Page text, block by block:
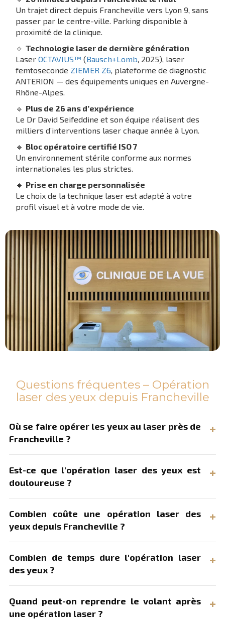
Un trajet direct depuis Francheville vers Lyon 9, sans
passer par le centre-ville. Parking disponible à
proximité de la clinique.
🔹Technologie laser de dernière génération
LaserOCTAVIUS™ (Bausch+Lomb, 2025), laser
femtoseconde ZIEMER Z6, plateforme de diagnostic
ANTERION — des équipements uniques en Auvergne-
Rhône-Alpes.
🔹 Plus de 26 ans d’expérience
Le Dr David Seifeddine et son équipe réalisent des
milliers d’interventions laser chaque année à Lyon.
🔹Bloc opératoire certifié ISO 7
Un environnement stérile conforme aux normes
internationales les plus strictes.
🔹 Prise en charge personnalisée
Le choix de la technique laser est adapté à votre
profil visuel et à votre mode de vie.
Questions fréquentes – Opération
laser des yeux depuis Francheville
Où se faire opérer les yeux au laser près de
Francheville ?
Est-ce que l'opération laser des yeux est
douloureuse ?
Combien coûte une opération laser des
yeux depuis Francheville ?
Combien de temps dure l'opération laser
des yeux ?
Quand peut-on reprendre le volant après
une opération laser ?